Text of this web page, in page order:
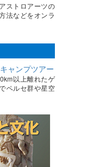
ストロアーツの
法などをオンラ
ャンプツアー
以上離れたゲ
ペルセ群や星空